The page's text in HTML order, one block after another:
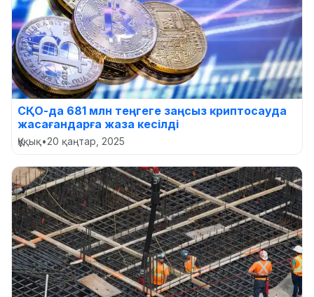
СҚО-да 681 млн теңгеге заңсыз криптосауда
жасағандарға жаза кесілді
Құқық•20 қаңтар, 2025